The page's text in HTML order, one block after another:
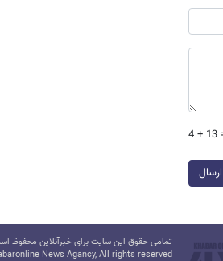
4 + 13
ارسال
تمامی حقوق این سایت برای خبرآنلاین محفوظ
News Agancy, All rights reserved